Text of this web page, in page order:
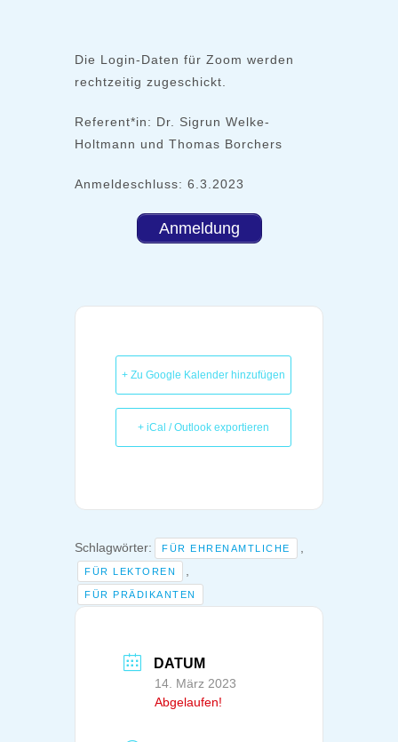
Die Login-Daten für Zoom werden
rechtzeitig zugeschickt.
Referent*in: Dr. Sigrun Welke-
Holtmann und Thomas Borchers
Anmeldeschluss: 6.3.2023
Anmeldung
+ Zu Google Kalender hinzufügen
+ iCal / Outlook exportieren
Schlagwörter: FÜR EHRENAMTLICHE
FÜR LEKTOREN
FÜR PRÄDIKANTEN
DATUM
14. März 2023
Abgelaufen!